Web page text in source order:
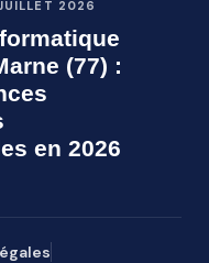
2026
(77) :
en 2026